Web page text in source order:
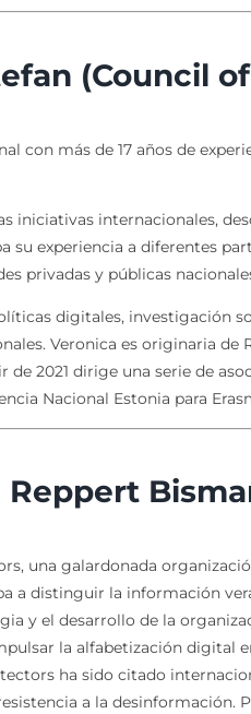
(Council
con más de 17 años de
iniciativas internacionales,
experiencia a diferentes
privadas y públicas
digitales, investigación
Veronica es originaria
2021 dirige una serie de
Nacional Estonia para
Reppert
una galardonada
a distinguir la información
y el desarrollo de la
la alfabetización digital
ha sido citado
a la desinformación.